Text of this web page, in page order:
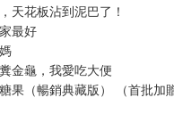
天花板沾到泥巴了！
最好
金龜，我愛吃大便
果（暢銷典藏版） （首批加